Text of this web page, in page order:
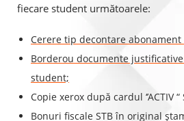
fiecare student următoarele:
Cerere tip decontare abonament
Borderou documente
student;
Copie xerox după cardul ‘’ACTIV “
Bonuri fiscale STB în original